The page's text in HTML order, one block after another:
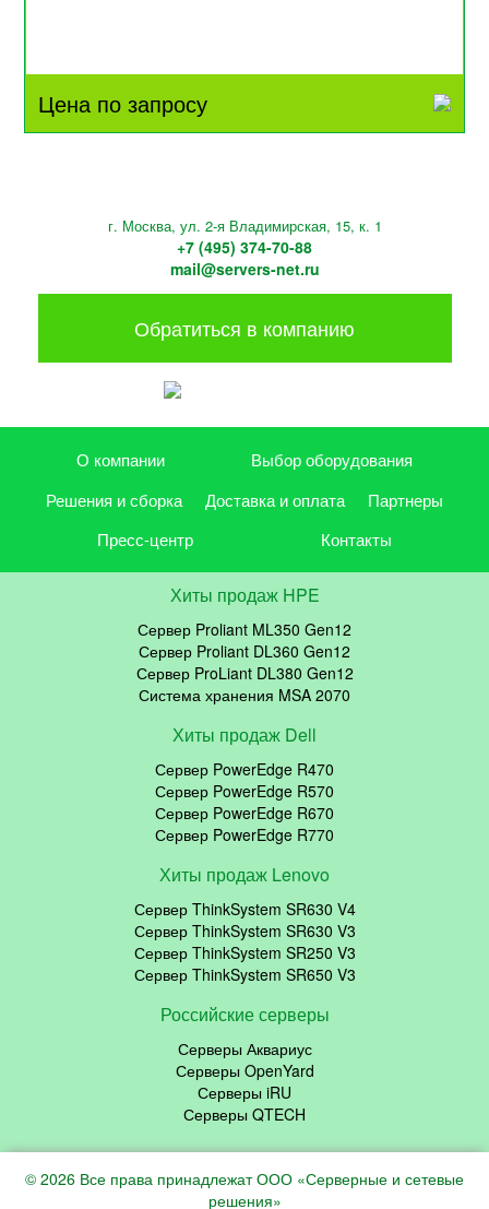
Цена по запросу
г. Москва, ул. 2-я Владимирская, 15, к. 1
+7 (495) 374-70-88
mail@servers-net.ru
Обратиться в компанию
О компании
Выбор оборудования
Решения и сборка
Доставка и оплата
Партнеры
Пресс-центр
Контакты
Хиты продаж HPE
Сервер Proliant ML350 Gen12
Сервер Proliant DL360 Gen12
Сервер ProLiant DL380 Gen12
Система хранения MSA 2070
Хиты продаж Dell
Сервер PowerEdge R470
Сервер PowerEdge R570
Сервер PowerEdge R670
Сервер PowerEdge R770
Хиты продаж Lenovo
Сервер ThinkSystem SR630 V4
Сервер ThinkSystem SR630 V3
Сервер ThinkSystem SR250 V3
Сервер ThinkSystem SR650 V3
Российские серверы
Серверы Аквариус
Серверы OpenYard
Серверы iRU
Серверы QTECH
© 2026 Все права принадлежат ООО «Серверные и сетевые
решения»